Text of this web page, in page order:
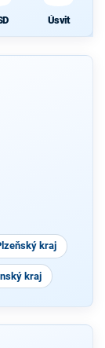
Úsvit
kraj
kraj